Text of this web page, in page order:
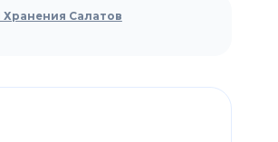
Салатов